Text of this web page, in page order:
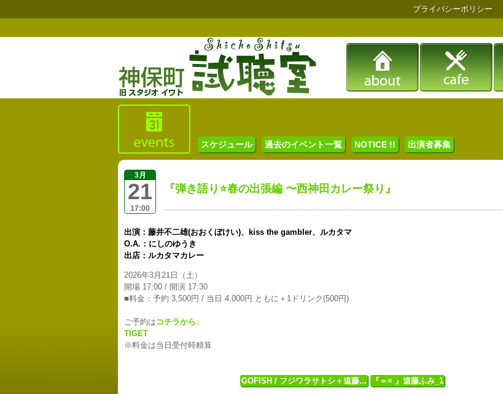
スケジュール 過去のイベント一覧 NOTICE !! 出演者募集
3月
21
17:00
『弾き語り⭐️春の出張編 〜西神田カレー祭り』
出演：藤井不二雄(おおくぼけい)、kiss the gambler、ルカタマ
O.A.：にしのゆうき
出店：ルカタマカレー
2026年3月21日（土）
開場 17:00 / 開演 17:30
■料金：予約 3,500円 / 当日 4,000円 ともに＋1ドリンク(500円)
ご予約は コチラから↓
TIGET
※料金は当日受付時精算
GOFISH / フジワラサトシ＋遠藤... 『＝≡ 』遠藤ふみ_1
プライバシーポリシー